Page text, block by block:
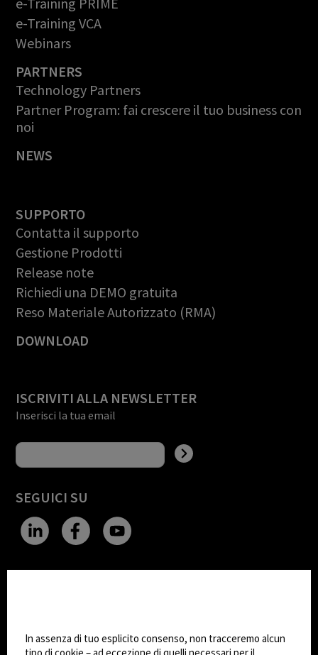
e-Training VCA
Webinars
PARTNERS
Technology Partners
Partner Program: fai crescere il tuo business con
noi
NEWS
SUPPORTO
Contatta il supporto
Gestione Prodotti
Release note
Richiedi una DEMO gratuita
Reso Materiale Autorizzato (RMA)
DOWNLOAD
ISCRIVITI ALLA NEWSLETTER
Inserisci la tua email
SEGUICI SU
Dark Mode
In assenza di tuo esplicito consenso, non tracceremo alcun